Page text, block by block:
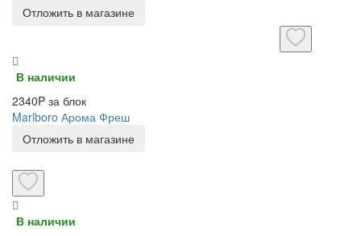
Отложить в магазине
В наличии
2340P за блок
Marlboro Арома Фреш
Отложить в магазине
В наличии